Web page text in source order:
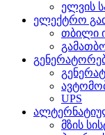
ელვის
ელექტრო
თბილი
UPS
მზის